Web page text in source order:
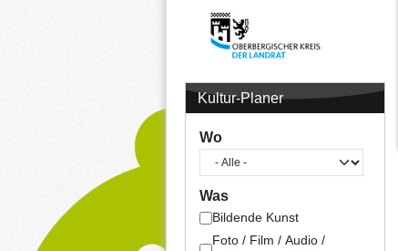
Kultur-Planer
Wo
Was
Bildende Kunst
Foto / Film / Audio /